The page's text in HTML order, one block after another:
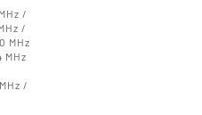
/
/
MHz
MHz
/